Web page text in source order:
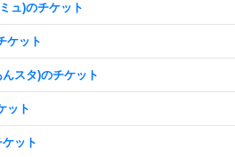
ュ)のチケット
ケット
スタ)のチケット
ット
ット